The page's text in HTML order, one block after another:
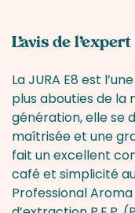
Arrêt automatique
Rinçage et
automatiques
Grille égouttoir
Brosse de
L’avis de l’expert
La JURA E8 est
plus abouties de la
génération, elle se
maîtrisée et une
fait un excellent
café et simplicité
Professional